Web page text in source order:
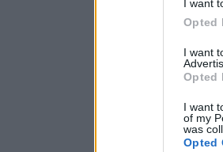
I want
Opted
I want
Opted
I want
of my
was
Opted